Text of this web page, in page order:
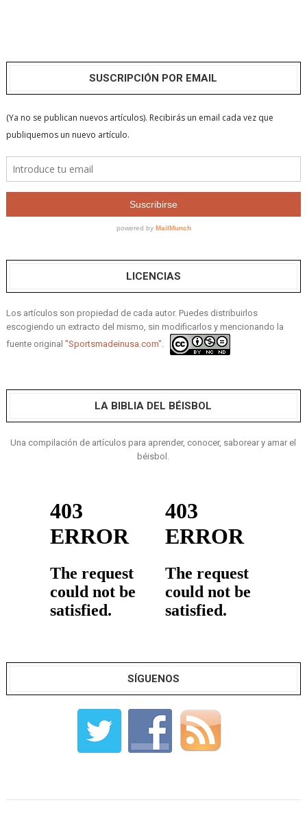
SUSCRIPCIÓN POR EMAIL
LICENCIAS
Los artículos son propiedad de cada autor. Puedes distribuirlos
escogiendo un extracto del mismo, sin modificarlos y mencionando la
fuente original "Sportsmadeinusa.com".
LA BIBLIA DEL BÉISBOL
Una compilación de artículos para aprender, conocer, saborear y amar el
béisbol.
SÍGUENOS